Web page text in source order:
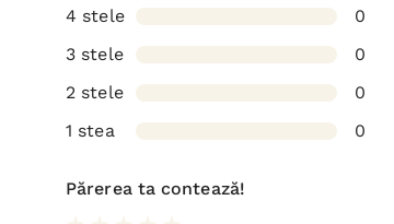
4 stele
0
3 stele
0
2 stele
0
1 stea
0
Părerea ta contează!